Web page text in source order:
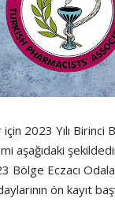
için 2023 Yılı
aşağıdaki
Bölge Eczacı
ön kayıt